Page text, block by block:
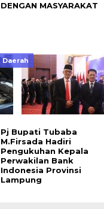
DENGAN MASYARAKAT
Daerah
Pj Bupati Tubaba
M.Firsada Hadiri
Pengukuhan Kepala
Perwakilan Bank
Indonesia Provinsi
Lampung